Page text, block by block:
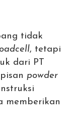
tidak
, tetapi
dari PT
powder
memberikan